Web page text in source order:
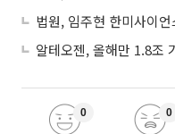
법원, 임주현 한미사이
0 0